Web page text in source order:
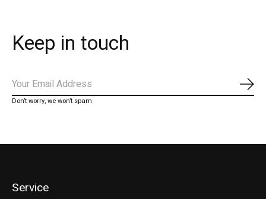
Keep in touch
Don’t worry, we won’t spam
Service